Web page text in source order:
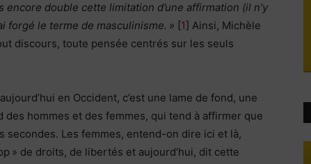
double cette limitation d’une affirmation (il n’y
forgé le terme de masculinisme. » [1] Ainsi, Michèle
discours, toute pensée centrés sur les seuls
en Occident, c’est une lame de fond, une
des hommes et des femmes, qui tend à affirmer que
secondes. Les femmes, entend-on dire ici et là,
» de droits, de libertés et aujourd’hui, dit cette